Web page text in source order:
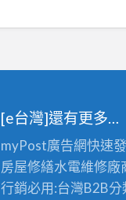
[e台灣]還有更多…
myPost廣告網快速
房屋修繕水電維修廠
行銷必用:台灣B2B分